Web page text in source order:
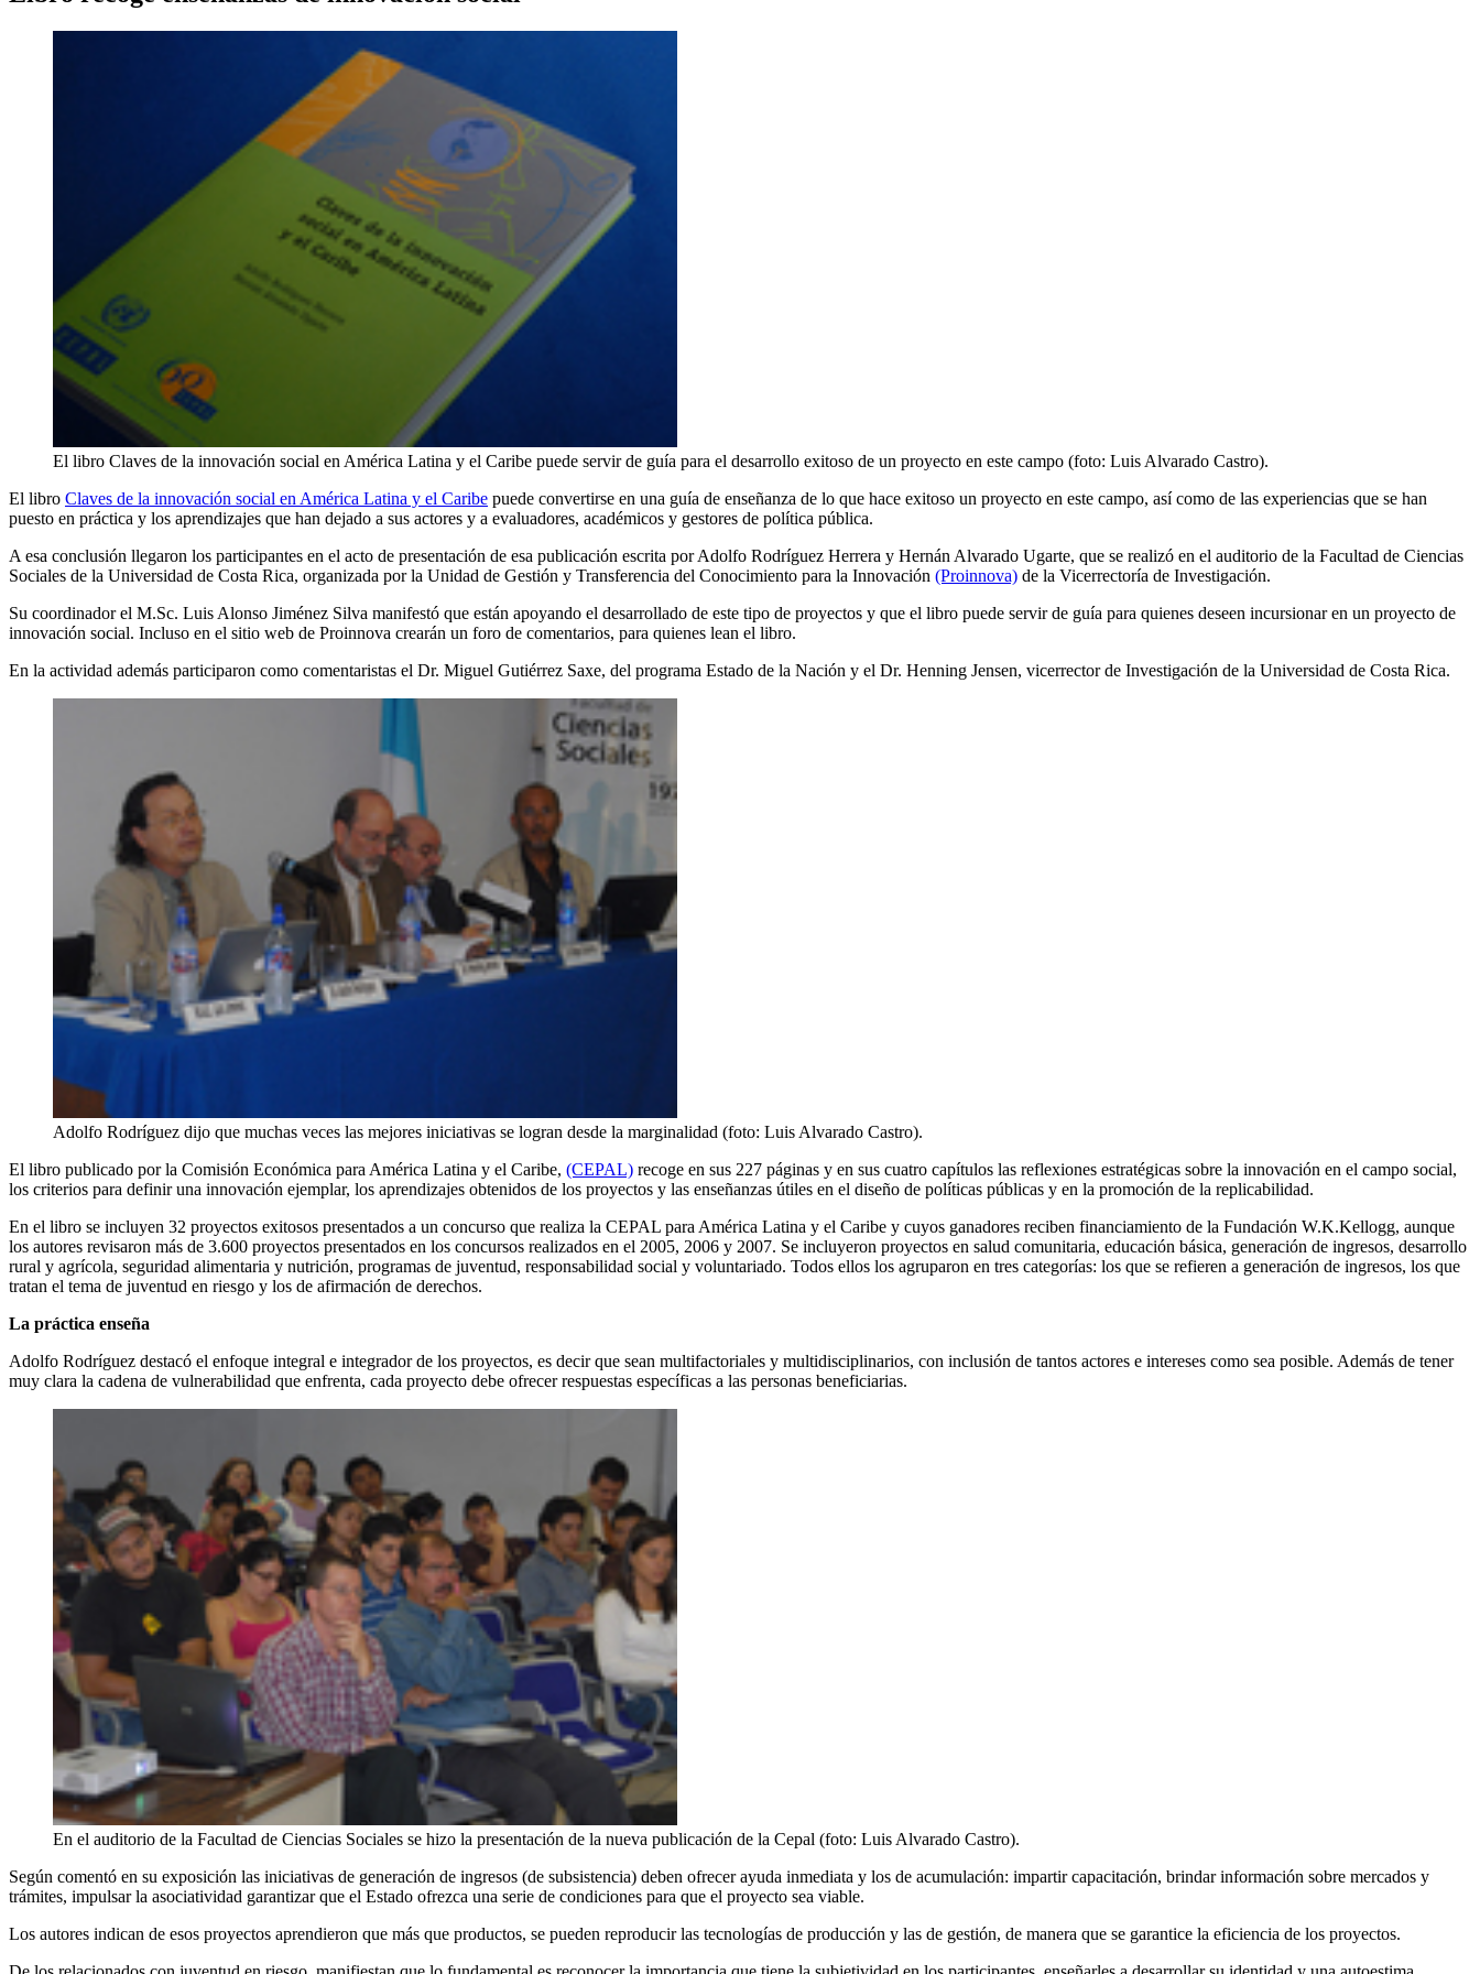
El libro Claves de la innovación social en América Latina y el Caribe puede servir de guía para el desarrollo exitoso de un proyecto en este campo (foto: Luis Alvarado Castro).
El libro Claves de la innovación social en América Latina y el Caribe puede convertirse en una guía de enseñanza de lo que hace exitoso un proyecto en este campo, así como de las experiencias que se han
puesto en práctica y los aprendizajes que han dejado a sus actores y a evaluadores, académicos y gestores de política pública.
A esa conclusión llegaron los participantes en el acto de presentación de esa publicación escrita por Adolfo Rodríguez Herrera y Hernán Alvarado Ugarte, que se realizó en el auditorio de la Facultad de Ciencias
Sociales de la Universidad de Costa Rica, organizada por la Unidad de Gestión y Transferencia del Conocimiento para la Innovación (Proinnova) de la Vicerrectoría de Investigación.
Su coordinador el M.Sc. Luis Alonso Jiménez Silva manifestó que están apoyando el desarrollado de este tipo de proyectos y que el libro puede servir de guía para quienes deseen incursionar en un proyecto de
innovación social. Incluso en el sitio web de Proinnova crearán un foro de comentarios, para quienes lean el libro.
En la actividad además participaron como comentaristas el Dr. Miguel Gutiérrez Saxe, del programa Estado de la Nación y el Dr. Henning Jensen, vicerrector de Investigación de la Universidad de Costa Rica.
Adolfo Rodríguez dijo que muchas veces las mejores iniciativas se logran desde la marginalidad (foto: Luis Alvarado Castro).
El libro publicado por la Comisión Económica para América Latina y el Caribe, (CEPAL) recoge en sus 227 páginas y en sus cuatro capítulos las reflexiones estratégicas sobre la innovación en el campo social,
los criterios para definir una innovación ejemplar, los aprendizajes obtenidos de los proyectos y las enseñanzas útiles en el diseño de políticas públicas y en la promoción de la replicabilidad.
En el libro se incluyen 32 proyectos exitosos presentados a un concurso que realiza la CEPAL para América Latina y el Caribe y cuyos ganadores reciben financiamiento de la Fundación W.K.Kellogg, aunque
los autores revisaron más de 3.600 proyectos presentados en los concursos realizados en el 2005, 2006 y 2007. Se incluyeron proyectos en salud comunitaria, educación básica, generación de ingresos, desarrollo
rural y agrícola, seguridad alimentaria y nutrición, programas de juventud, responsabilidad social y voluntariado. Todos ellos los agruparon en tres categorías: los que se refieren a generación de ingresos, los que
tratan el tema de juventud en riesgo y los de afirmación de derechos.
La práctica enseña
Adolfo Rodríguez destacó el enfoque integral e integrador de los proyectos, es decir que sean multifactoriales y multidisciplinarios, con inclusión de tantos actores e intereses como sea posible. Además de tener
muy clara la cadena de vulnerabilidad que enfrenta, cada proyecto debe ofrecer respuestas específicas a las personas beneficiarias.
En el auditorio de la Facultad de Ciencias Sociales se hizo la presentación de la nueva publicación de la Cepal (foto: Luis Alvarado Castro).
Según comentó en su exposición las iniciativas de generación de ingresos (de subsistencia) deben ofrecer ayuda inmediata y los de acumulación: impartir capacitación, brindar información sobre mercados y
trámites, impulsar la asociatividad garantizar que el Estado ofrezca una serie de condiciones para que el proyecto sea viable.
Los autores indican de esos proyectos aprendieron que más que productos, se pueden reproducir las tecnologías de producción y las de gestión, de manera que se garantice la eficiencia de los proyectos.